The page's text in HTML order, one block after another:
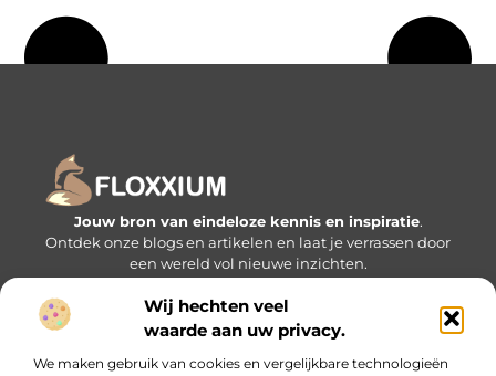
Wij hechten veel
waarde aan uw privacy.
We maken gebruik van cookies en vergelijkbare technologieën
Jouw bron van eindeloze kennis en inspiratie.
Ontdek onze blogs en artikelen en laat je verrassen door
een wereld vol nieuwe inzichten.
Bericht categorie